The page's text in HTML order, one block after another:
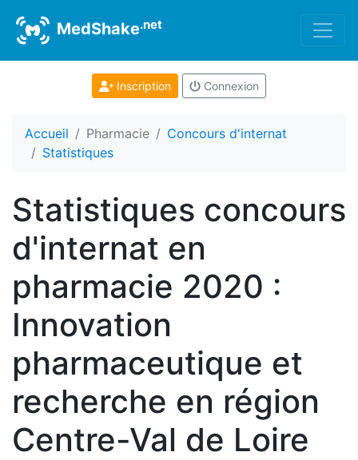
MedShake.net
Inscription Connexion
Accueil Pharmacie
Concours d'internat
Statistiques
Statistiques concours
d'internat en
pharmacie 2020 :
Innovation
pharmaceutique et
recherche en région
Centre-Val de Loire